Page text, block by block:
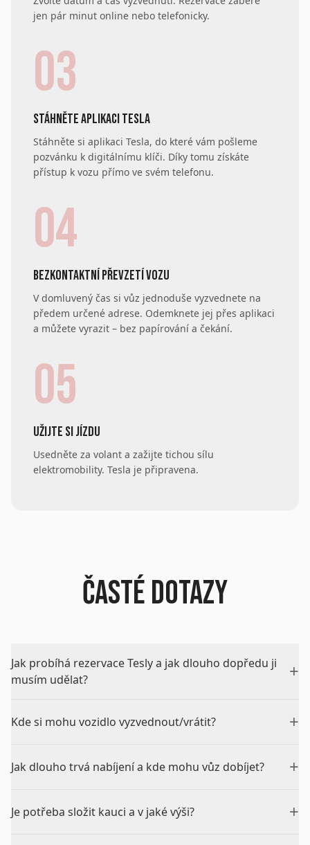
jen pár minut online nebo telefonicky.
03
STÁHNĚTE APLIKACI TESLA
Stáhněte si aplikaci Tesla, do které vám pošleme
pozvánku k digitálnímu klíči. Díky tomu získáte
přístup k vozu přímo ve svém telefonu.
04
BEZKONTAKTNÍ PŘEVZETÍ VOZU
V domluvený čas si vůz jednoduše vyzvednete na
předem určené adrese. Odemknete jej přes aplikaci
a můžete vyrazit – bez papírování a čekání.
05
UŽIJTE SI JÍZDU
Usedněte za volant a zažijte tichou sílu
elektromobility. Tesla je připravena.
ČASTÉ DOTAZY
Jak probíhá rezervace Tesly a jak dlouho dopředu ji
musím udělat?
+
Kde si mohu vozidlo vyzvednout/vrátit? +
Jak dlouho trvá nabíjení a kde mohu vůz dobíjet? +
Je potřeba složit kauci a v jaké výši? +